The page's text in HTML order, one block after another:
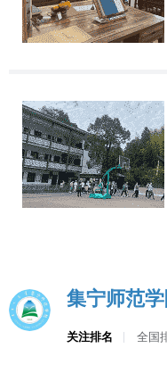
五年制学生前
元，生活补助前两
学生修完教学计划
本考试，成绩优秀
毕业证书。
就业前景：中小学
体育系网址：
报名网址：
咨询电话：
王
集宁师范
关注排名 全国